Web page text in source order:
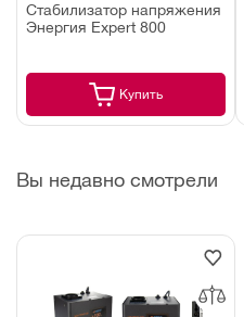
Стабилизатор напряжения
Энергия Expert 800
Купить
Вы недавно смотрели